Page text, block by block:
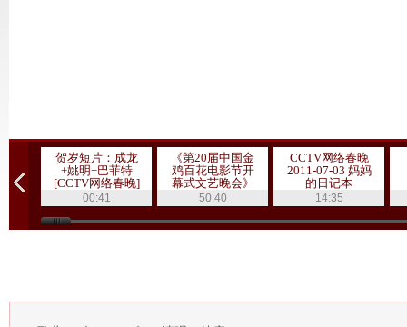
贺岁短片：成龙
+姚明+巴菲特
[CCTV网络春晚]
00:41
《第20届中国金
鸡百花电影节开
幕式文艺晚会》
20111019 1/3
50:40
CCTV网络春晚
2011-07-03 妈妈
的日记本
14:35